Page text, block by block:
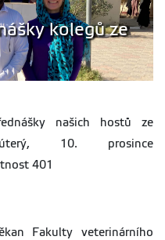
kolegů ze
našich hostů ze
10. prosince
401
Fakulty veterinárního